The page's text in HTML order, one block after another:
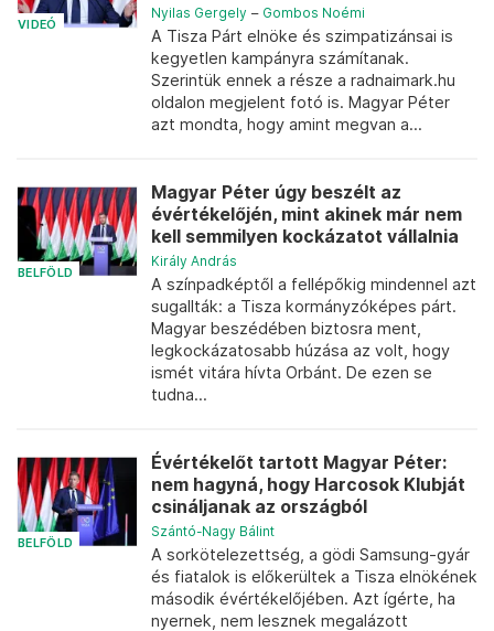
VIDEÓ
Nyilas Gergely – Gombos Noémi
A Tisza Párt elnöke és szimpatizánsai is
kegyetlen kampányra számítanak.
Szerintük ennek a része a radnaimark.hu
oldalon megjelent fotó is. Magyar Péter
azt mondta, hogy amint megvan a...
BELFÖLD
Magyar Péter úgy beszélt az
évértékelőjén, mint akinek már nem
kell semmilyen kockázatot vállalnia
Király András
A színpadképtől a fellépőkig mindennel azt
sugallták: a Tisza kormányzóképes párt.
Magyar beszédében biztosra ment,
legkockázatosabb húzása az volt, hogy
ismét vitára hívta Orbánt. De ezen se
tudna...
BELFÖLD
Évértékelőt tartott Magyar Péter:
nem hagyná, hogy Harcosok Klubját
csináljanak az országból
Szántó-Nagy Bálint
A sorkötelezettség, a gödi Samsung-gyár
és fiatalok is előkerültek a Tisza elnökének
második évértékelőjében. Azt ígérte, ha
nyernek, nem lesznek megalázott